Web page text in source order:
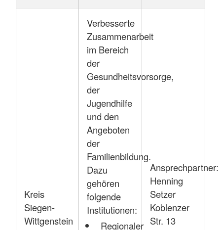
Kreis
Siegen-
Wittgenstein
Verbesserte
Zusammenarbeit
im Bereich
der
Gesundheitsvorsorge,
der
Jugendhilfe
und den
Angeboten
der
Familienbildung.
Dazu
gehören
folgende
Institutionen:
Regionaler
Ansprechpartner:
Henning
Setzer
Koblenzer
Str. 13